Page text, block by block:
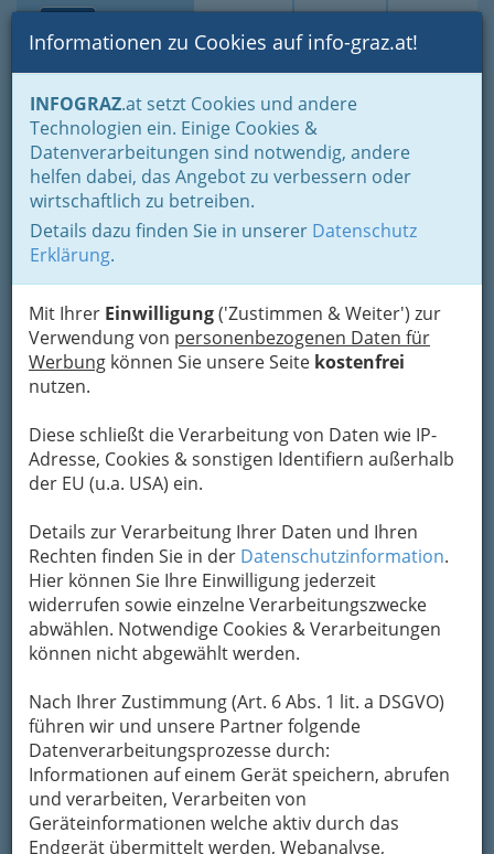
Suche Login Toggle
Informationen zu Cookies auf info-graz.at!
INFOGRAZ.at setzt Cookies und andere
Technologien ein. Einige Cookies &
Datenverarbeitungen sind notwendig, andere
helfen dabei, das Angebot zu verbessern oder
wirtschaftlich zu betreiben.
Details dazu finden Sie in unserer Datenschutz
Erklärung.
Mit Ihrer Einwilligung('Zustimmen & Weiter') zur
Verwendung von personenbezogenen Daten für
Werbung können Sie unsere Seite kostenfrei
nutzen.
Diese schließt die Verarbeitung von Daten wie IP-
Adresse, Cookies & sonstigen Identifiern außerhalb
der EU (u.a. USA) ein.
Details zur Verarbeitung Ihrer Daten und Ihren
Rechten finden Sie in der Datenschutzinformation.
Hier können Sie Ihre Einwilligung jederzeit
widerrufen sowie einzelne Verarbeitungszwecke
abwählen. Notwendige Cookies & Verarbeitungen
können nicht abgewählt werden.
Nach Ihrer Zustimmung (Art. 6 Abs. 1 lit. a DSGVO)
führen wir und unsere Partner folgende
Datenverarbeitungsprozesse durch:
Informationen auf einem Gerät speichern, abrufen
und verarbeiten, Verarbeiten von
Geräteinformationen welche aktiv durch das
Endgerät übermittelt werden, Webanalyse,
Home Branchen
Jobs & Karriere Steiermark
Aus- u. Weiterbildung
Allgemeinbildende Höhere Schulen
Bischöfliches Gymnasium
Lange Gasse 2, 8010 Graz
+43 316 682 601
+43 316 682 601 - 270
Direktion: Dr. Justinus Greifeneder
Karte
Karte anzeigen
Kontaktaufnahme
Um die Info-Graz Firmenvor Spam-Mails zu
bewahren, verwenden wir an dieser Stelle zur
Übermittlung Ihrer Nachricht ein sicheres
Formular. Ihre Nachricht wird nach dem
Absenden umgehend per Mail an das
weitergeleitet.
Mein Name
Meine Email Adresse